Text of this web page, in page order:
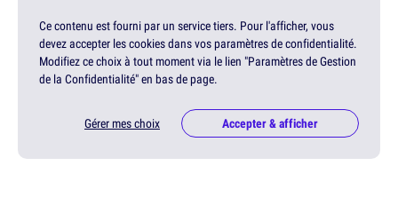
Ce contenu est fourni par un service tiers. Pour l'afficher, vous
devez accepter les cookies dans vos paramètres de confidentialité.
Modifiez ce choix à tout moment via le lien "Paramètres de Gestion
de la Confidentialité" en bas de page.
Gérer mes choix Accepter & afficher